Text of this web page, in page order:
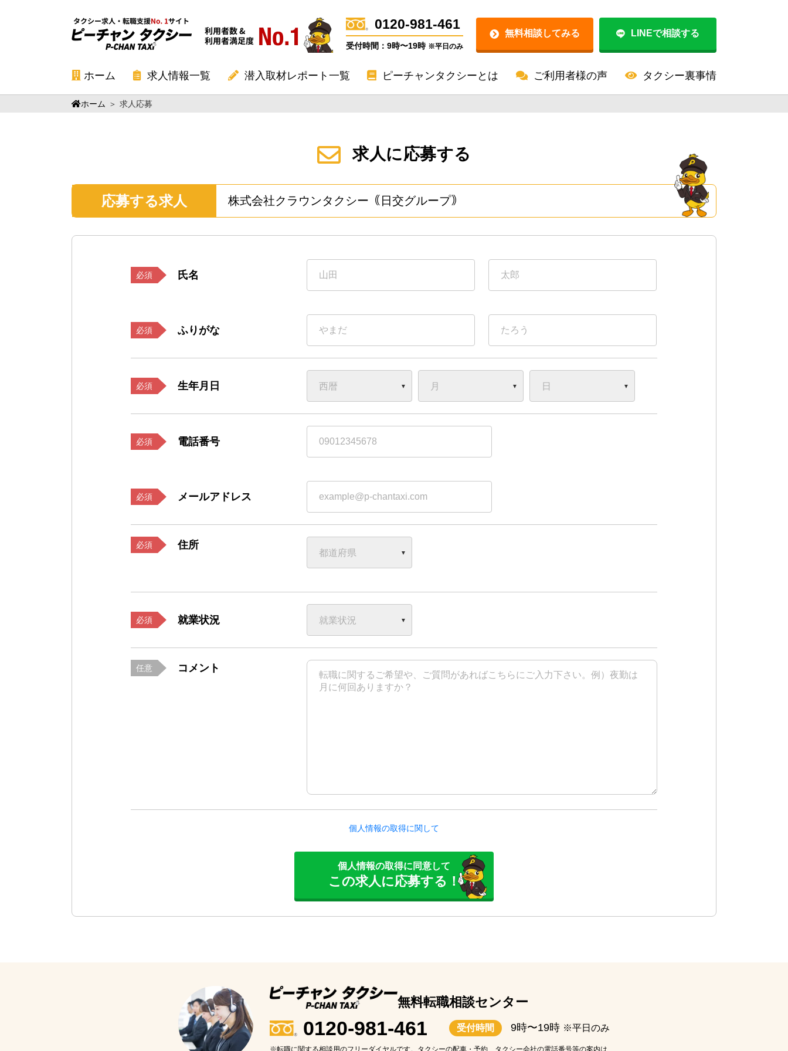
0120-981-461
受付時間：9時〜19時 ※平日のみ
無料相談してみる LINEで相談する
ホーム 求人情報一覧 潜入取材レポート一覧 ピーチャンタクシーとは ご利用者様の声 タクシー裏事情
ホーム ＞ 求人応募
求人に応募する
応募する求人 株式会社クラウンタクシー｟日交グループ｠
必須 氏名
必須 ふりがな
必須 生年月日
必須 電話番号
必須 メールアドレス
必須 住所
必須 就業状況
任意 コメント
個人情報の取得に関して
個人情報の取得に同意して
この求人に応募する！
無料転職相談センター
0120-981-461 受付時間 9時〜19時 ※平日のみ
※転職に関する相談用のフリーダイヤルです。タクシーの配車・予約、タクシー会社の電話番号等の案内は